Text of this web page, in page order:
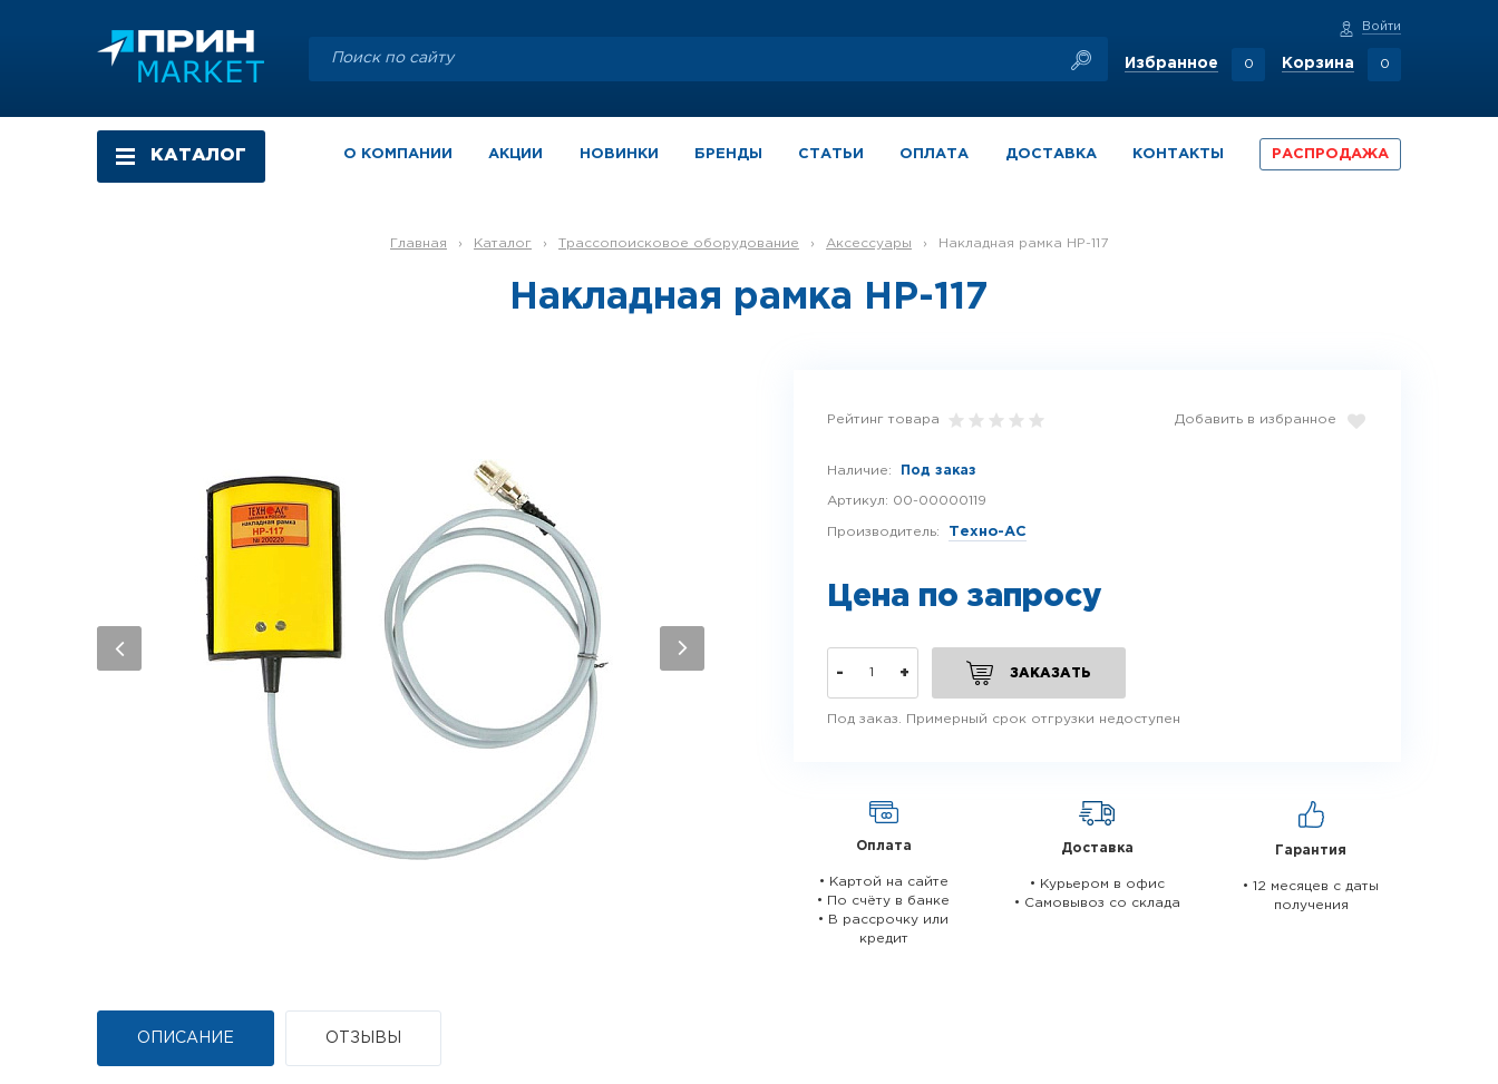
0
Избранное 0
Корзина
Войти
КАТАЛОГ О КОМПАНИИ АКЦИИ НОВИНКИ БРЕНДЫ СТАТЬИ ОПЛАТА ДОСТАВКА КОНТАКТЫ РАСПРОДАЖА
Главная › Каталог › Трассопоисковое оборудование › Аксессуары › Накладная рамка НР-117
Накладная рамка НР-117
Рейтинг товара Добавить в избранное
Наличие: Под заказ
Артикул: 00-00000119
Производитель: Техно-АС
Цена по запросу
- + ЗАКАЗАТЬ
Под заказ. Примерный срок отгрузки недоступен
Оплата
• Картой на сайте
• По счёту в банке
• В рассрочку или
кредит
Доставка
• Курьером в офис
• Самовывоз со склада
Гарантия
• 12 месяцев c даты
получения
ОПИСАНИЕ ОТЗЫВЫ